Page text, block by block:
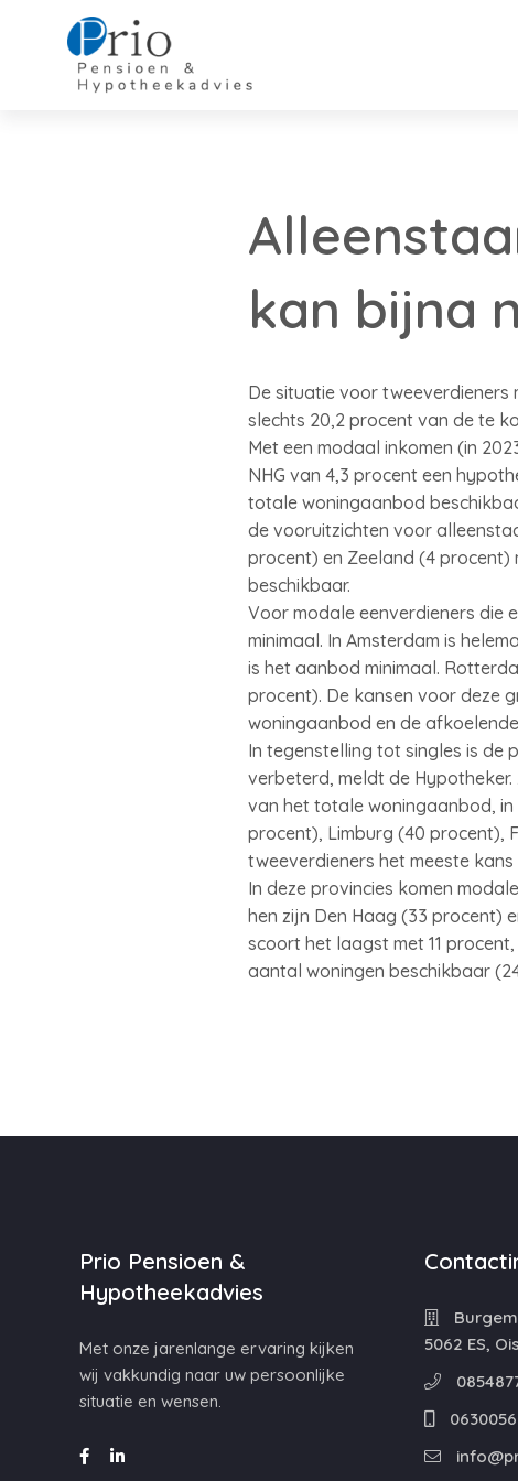
kan bijna
De situatie voor tweeverdieners
slechts 20,2 procent van de te
Met een modaal inkomen (in
NHG van 4,3 procent een
totale woningaanbod
de vooruitzichten voor
procent) en Zeeland (4 procent)
beschikbaar.
Voor modale eenverdieners die
minimaal. In Amsterdam is
is het aanbod minimaal.
procent). De kansen voor deze
woningaanbod en de
In tegenstelling tot singles is de
verbeterd, meldt de
van het totale woningaanbod,
procent), Limburg (40 procent),
tweeverdieners het meeste
In deze provincies komen
hen zijn Den Haag (33 procent)
scoort het laagst met 11
aantal woningen beschikbaar
Prio Pensioen &
Hypotheekadvies
Met onze jarenlange ervaring kijken
wij vakkundig naar uw persoonlijke
situatie en wensen.
5062 ES,